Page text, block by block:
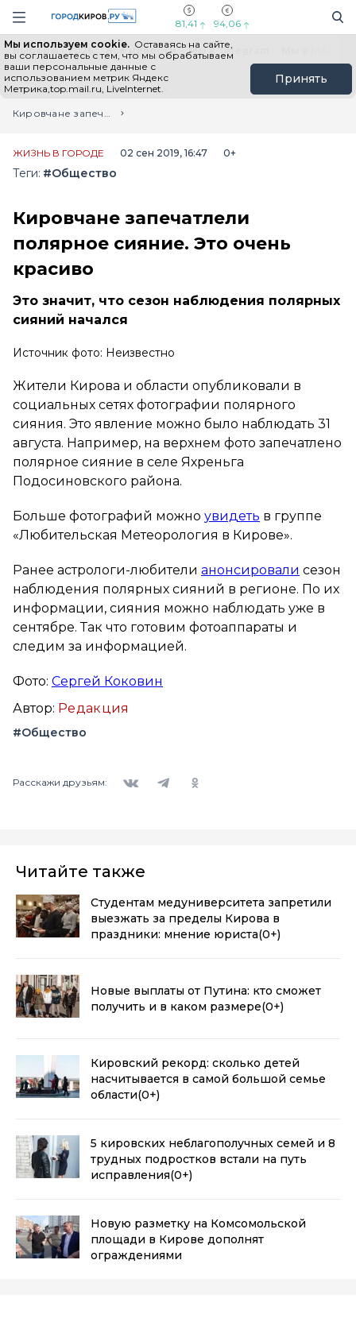
Навигация сайта
81,41 94,06
Мы используем cookie. Оставаясь на сайте,
вы соглашаетесь с тем, что мы обрабатываем
ваши персональные данные с
использованием метрик Яндекс
Метрика,top.mail.ru, LiveInternet.
Принять
Выборы - 2026 Все новости Мы в Telegram
Главная
Лента новостей
Кировчане запечатлели полярное сияние. Это очень красиво
ЖИЗНЬ В ГОРОДЕ 02 сен 2019, 16:47 0+
Теги: #Общество
Кировчане запечатлели
полярное сияние. Это очень
красиво
Это значит, что сезон наблюдения полярных
сияний начался
Источник фото: Неизвестно
Жители Кирова и области опубликовали в
социальных сетях фотографии полярного
сияния. Это явление можно было наблюдать 31
августа. Например, на верхнем фото запечатлено
полярное сияние в селе Яхреньга
Подосиновского района.
Больше фотографий можно увидеть в группе
«Любительская Метеорология в Кирове».
Ранее астрологи-любители анонсировали сезон
наблюдения полярных сияний в регионе. По их
информации, сияния можно наблюдать уже в
сентябре. Так что готовим фотоаппараты и
следим за информацией.
Фото: Сергей Коковин
Автор: Редакция
#Общество
Расскажи друзьям:
Читайте также
Студентам медуниверситета запретили
выезжать за пределы Кирова в
праздники: мнение юриста(0+)
Новые выплаты от Путина: кто сможет
получить и в каком размере(0+)
Кировский рекорд: сколько детей
насчитывается в самой большой семье
области(0+)
5 кировских неблагополучных семей и 8
трудных подростков встали на путь
исправления(0+)
Новую разметку на Комсомольской
площади в Кирове дополнят
ограждениями